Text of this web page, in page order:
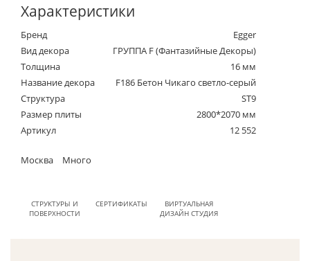
Характеристики
Бренд
Egger
Вид декора
ГРУППА F (Фантазийные Декоры)
Толщина
16 мм
Название декора
F186 Бетон Чикаго светло-серый
Структура
ST9
Размер плиты
2800*2070 мм
Артикул
12 552
Москва Много
СТРУКТУРЫ И
ПОВЕРХНОСТИ
СЕРТИФИКАТЫ
ВИРТУАЛЬНАЯ
ДИЗАЙН СТУДИЯ